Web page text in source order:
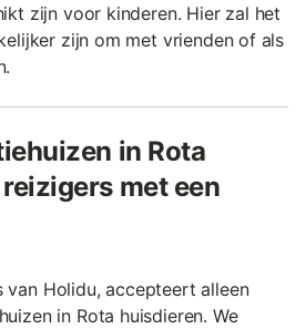
zijn voor kinderen. Hier zal het
zijn om met vrienden of als
in Rota
met een
van Holidu, accepteert alleen
in Rota huisdieren. We